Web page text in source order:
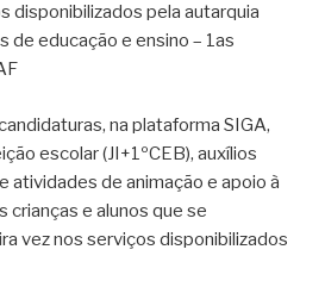
disponibilizados pela autarquia
educação e ensino – 1as
na plataforma SIGA,
escolar (JI+1ºCEB), auxílios
atividades de animação e apoio à
crianças e alunos que se
vez nos serviços disponibilizados